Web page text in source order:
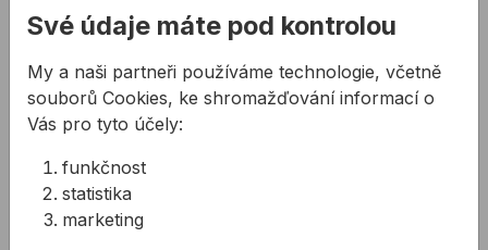
Kód:
MT021214
Kotva MKT B nerez A4 12x160mm M
Kód: MT021215
Kotva MKT B nerez A4 12x180mm M
12
MT021218
276,21 Kč
Kotva MKT B nerez A4 12x200mm
M12
Kód:
MT021220
Kotva MKT B nerez A4 12x220mm M
Své údaje máte pod kontrolou
My a naši partneři používáme technologie, včetně
souborů Cookies, ke shromažďování informací o
Vás pro tyto účely:
funkčnost
statistika
marketing